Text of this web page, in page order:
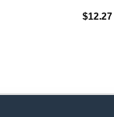
$12.27